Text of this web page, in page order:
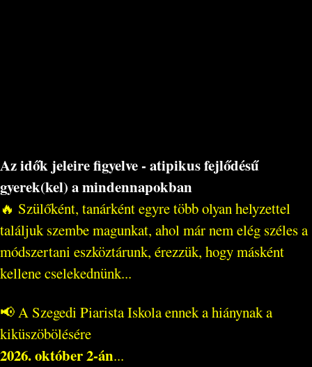
Az idők jeleire figyelve - atipikus fejlődésű
gyerek(kel) a mindennapokban
🔥 Szülőként, tanárként egyre több olyan helyzettel
találjuk szembe magunkat, ahol már nem elég széles a
módszertani eszköztárunk, érezzük, hogy másként
kellene cselekednünk...
📢 A Szegedi Piarista Iskola ennek a hiánynak a
kiküszöbölésére
2026. október 2-án...